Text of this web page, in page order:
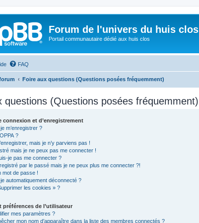
Forum de l'univers du huis clos
Portail communautaire dédié aux huis clos
FAQ
Foire aux questions (Questions posées fréquemment)
questions (Questions posées fréquemment)
connexion et d’enregistrement
m’enregistrer ?
?
mais je n’y parviens pas !
mais je ne peux pas me connecter !
je pas me connecter ?
par le passé mais je ne peux plus me connecter ?!
mot de passe !
automatiquement déconnecté ?
les cookies » ?
préférences de l’utilisateur
mes paramètres ?
mon nom d’apparaître dans la liste des membres connectés ?